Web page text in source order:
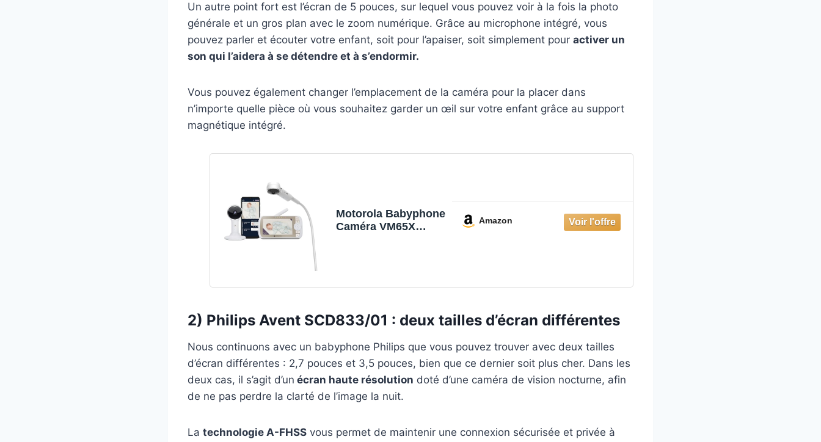
Un autre point fort est l’écran de 5 pouces, sur lequel vous pouvez voir à la fois la photo
générale et un gros plan avec le zoom numérique. Grâce au microphone intégré, vous
pouvez parler et écouter votre enfant, soit pour l’apaiser, soit simplement pour activer un
son qui l’aidera à se détendre et à s’endormir.
Vous pouvez également changer l’emplacement de la caméra pour la placer dans
n’importe quelle pièce où vous souhaitez garder un œil sur votre enfant grâce au support
magnétique intégré.
Motorola Babyphone
Caméra VM65X
Vision Nocturne,
Bidirectionnelle et
Contrôle via
Application - Portée
d
Amazon
2) Philips Avent SCD833/01 : deux tailles d’écran différentes
Nous continuons avec un babyphone Philips que vous pouvez trouver avec deux tailles
d’écran différentes : 2,7 pouces et 3,5 pouces, bien que ce dernier soit plus cher. Dans les
deux cas, il s’agit d’un écran haute résolution doté d’une caméra de vision nocturne, afin
de ne pas perdre la clarté de l’image la nuit.
La technologie A-FHSS vous permet de maintenir une connexion sécurisée et privée à